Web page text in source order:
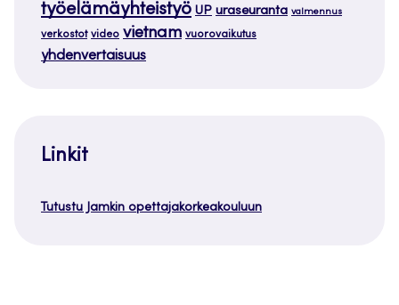
työelämäyhteistyö UP uraseuranta valmennus
verkostot video vietnam vuorovaikutus
yhdenvertaisuus
Linkit
Tutustu Jamkin opettajakorkeakouluun